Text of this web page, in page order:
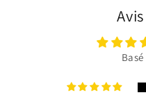
Connexion
produits à votre liste